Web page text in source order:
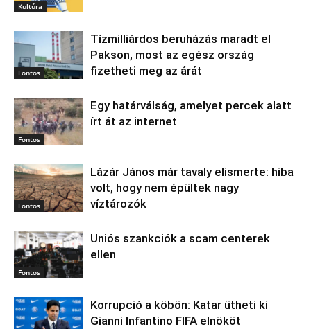
Kultúra
Fontos
Tízmilliárdos beruházás maradt el
Pakson, most az egész ország
fizetheti meg az árát
Fontos
Egy határválság, amelyet percek alatt
írt át az internet
Fontos
Lázár János már tavaly elismerte: hiba
volt, hogy nem épültek nagy
víztározók
Fontos
Uniós szankciók a scam centerek
ellen
Korrupció a köbön: Katar ütheti ki
Gianni Infantino FIFA elnököt